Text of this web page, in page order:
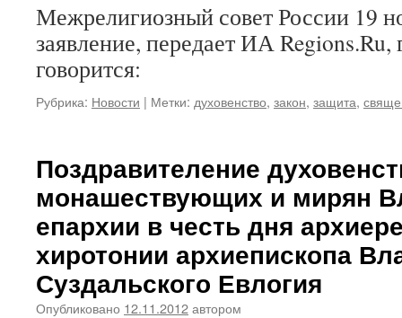
Межрелигиозный совет России 19
заявление, передает ИА Regions.Ru,
говорится:
Рубрика: Новости | Метки: духовенство, закон, защита,
Поздравителение
монашествующих и мирян
епархии в честь дня
хиротонии архиепископа
Суздальского Евлогия
Опубликовано 12.11.2012автором